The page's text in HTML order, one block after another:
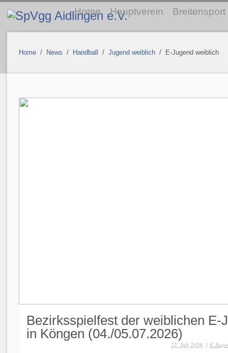
Home Hauptverein Breitensport
Home / News / Handball / Jugend weiblich / E-Jugend weiblich
Bezirksspielfest der weiblichen E-
in Köngen (04./05.07.2026)
| E-
22. Juli 2026